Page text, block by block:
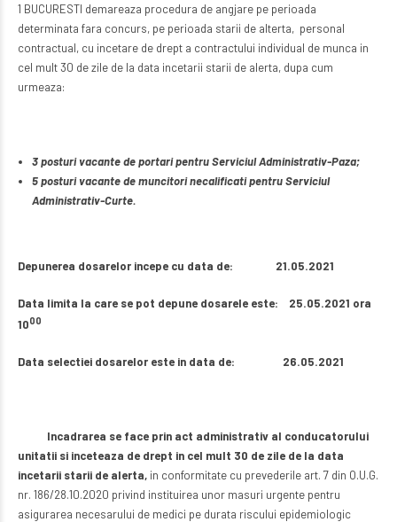
1 BUCURESTI demareaza procedura de angjare pe perioada
determinata fara concurs, pe perioada starii de alterta, personal
contractual, cu incetare de drept a contractului individual de munca in
cel mult 30 de zile de la data incetarii starii de alerta, dupa cum
urmeaza:
3 posturi vacante de portari pentru Serviciul Administrativ-Paza;
5 posturi vacante de muncitori necalificati pentru Serviciul
Administrativ-Curte.
Depunerea dosarelor incepe cu data de: 21.05.2021
Data limita la care se pot depune dosarele este: 25.05.2021 ora
1000
Data selectiei dosarelor este in data de: 26.05.2021
Incadrarea se face prin act administrativ al conducatorului
unitatii si inceteaza de drept in cel mult 30 de zile de la data
incetarii starii de alerta, in conformitate cu prevederile art. 7 din O.U.G.
nr. 186/28.10.2020 privind instituirea unor masuri urgente pentru
asigurarea necesarului de medici pe durata riscului epidemiologic